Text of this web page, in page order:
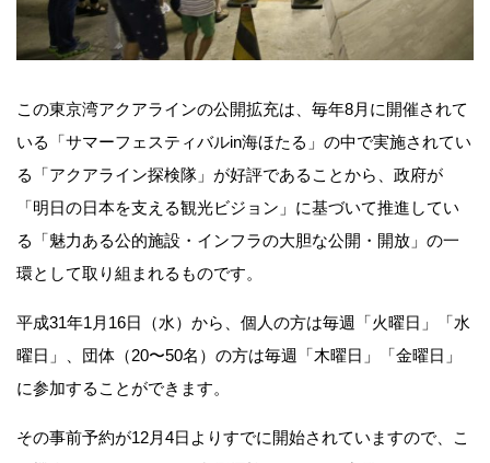
この東京湾アクアラインの公開拡充は、毎年8月に開催されて
いる「サマーフェスティバルin海ほたる」の中で実施されてい
る「アクアライン探検隊」が好評であることから、政府が
「明日の日本を支える観光ビジョン」に基づいて推進してい
る「魅力ある公的施設・インフラの大胆な公開・開放」の一
環として取り組まれるものです。
平成31年1月16日（水）から、個人の方は毎週「火曜日」「水
曜日」、団体（20〜50名）の方は毎週「木曜日」「金曜日」
に参加することができます。
その事前予約が12月4日よりすでに開始されていますので、こ